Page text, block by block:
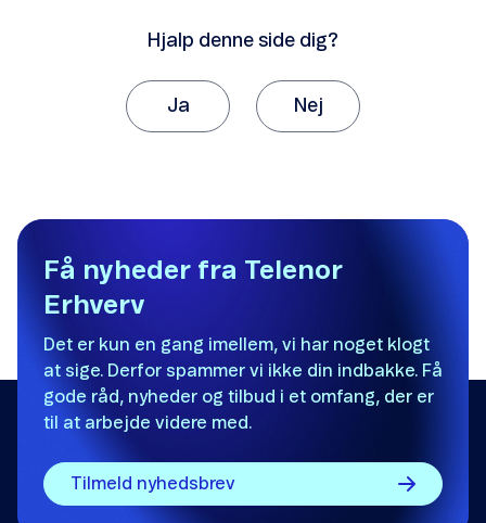
Hjalp denne side dig?
Ja Nej
Det var ikke det, jeg ledte efter.
Der er ikke nok eksempler.
Informationen er svær at forstå.
Oplysningerne løser ikke mit problem.
Andet
Få nyheder fra Telenor
Erhverv
Det er kun en gang imellem, vi har noget klogt
at sige. Derfor spammer vi ikke din indbakke. Få
gode råd, nyheder og tilbud i et omfang, der er
til at arbejde videre med.
Tilmeld nyhedsbrev